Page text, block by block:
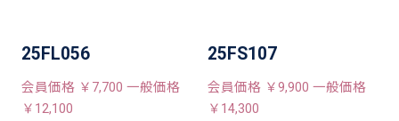
25FL056
会員価格 ￥7,700 一般価格
￥12,100
25FS107
会員価格 ￥9,900 一般価格
￥14,300